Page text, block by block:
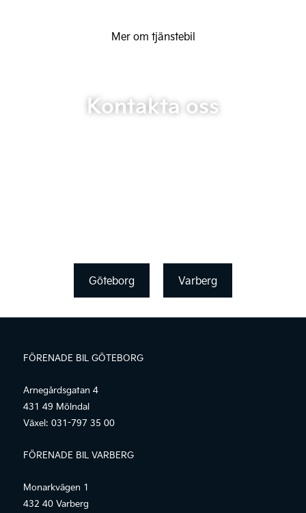
Mer om tjänstebil
Kontakta oss
Göteborg Varberg
FÖRENADE BIL GÖTEBORG
Arnegårdsgatan 4
431 49 Mölndal
Växel: 031-797 35 00
FÖRENADE BIL VARBERG
Monarkvägen 1
432 40 Varberg